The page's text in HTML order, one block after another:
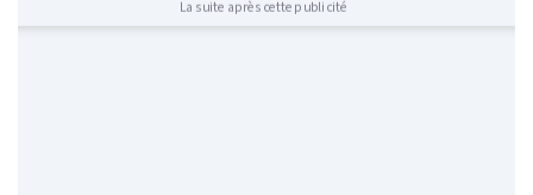
La suite après cette publicité